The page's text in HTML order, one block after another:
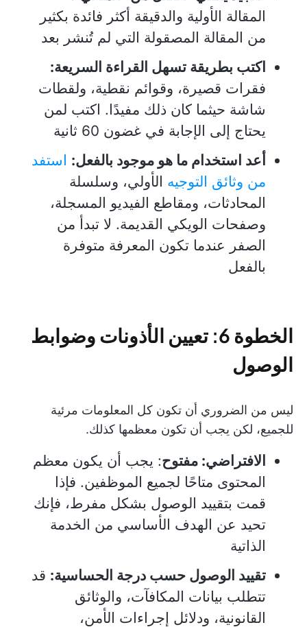
المقالة الأولية والدقيقة أكثر فائدة بكثير
من المقالة المصقولة التي لم تُنشر بعد
اكتب بطريقة تسهل القراءة السريعة:
فقرات قصيرة، وقوائم نقطية، ولقطات
شاشة حيثما كان ذلك مفيدًا. اكتب لمن
يحتاج إلى الإجابة في غضون 60 ثانية
أعد استخدام ما هو موجود بالفعل: استفد
من وثائق التوجيه الأولي، وسلسلة
المحادثات، ومقاطع الفيديو المسجلة،
وصفحات الويكي القديمة. لا تبدأ من
الصفر عندما تكون المعرفة متوفرة
بالفعل
الخطوة 6: تعيين الأذونات وضوابط
الوصول
ليس من الضروري أن تكون كل المعلومات مرئية
للجميع، لكن يجب أن تكون معظمها كذلك.
الافتراضي: مفتوح: يجب أن يكون معظم
المحتوى متاحًا لجميع الموظفين. فإذا
قمت بتقييد الوصول بشكل مفرط، فإنك
تحيد عن الهدف الأساسي من الخدمة
الذاتية
تقييد الوصول حسب درجة الحساسية: قد
تتطلب بيانات المكافآت، والوثائق
القانونية، ودلائل إجراءات الأمن،